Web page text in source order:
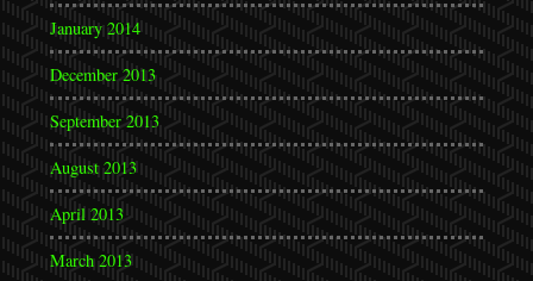
January 2014
December 2013
September 2013
August 2013
April 2013
March 2013